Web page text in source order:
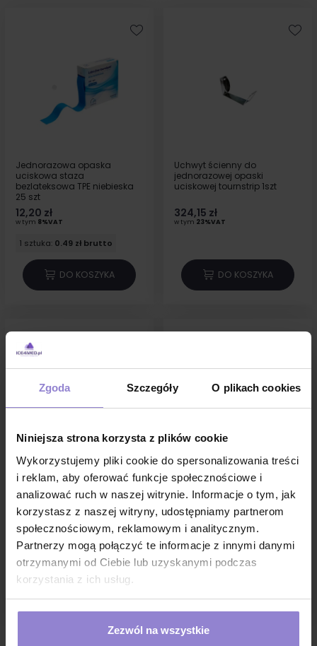
Zgoda Szczegóły O plikach cookies
Niniejsza strona korzysta z plików cookie
Wykorzystujemy pliki cookie do spersonalizowania treści
i reklam, aby oferować funkcje społecznościowe i
analizować ruch w naszej witrynie. Informacje o tym, jak
korzystasz z naszej witryny, udostępniamy partnerom
społecznościowym, reklamowym i analitycznym.
Partnerzy mogą połączyć te informacje z innymi danymi
otrzymanymi od Ciebie lub uzyskanymi podczas
korzystania z ich usług.
Zezwól na wszystkie
Jednorazowa opaska
uciskowa staza
bezlateksowa TPE niebieska
25 szt
12,20 zł
w tym 8%VAT
1 sztuka: 0.49 zł brutto
DO KOSZYKA
Uchwyt ścienny do
jednorazowej opaski
uciskowej tournstrip 1szt
324,15 zł
w tym 23%VAT
DO KOSZYKA
Jednorazowa opaska
uciskowa staza
automatyczna Sarstedt 200
szt
413,54 zł
w tym8%VAT
2.07 zł brutto
DO KOSZYKA
Opaska uciskowa staza
automatyczna Sarstedt 1 szt
40,09 zł
w tym8%VAT